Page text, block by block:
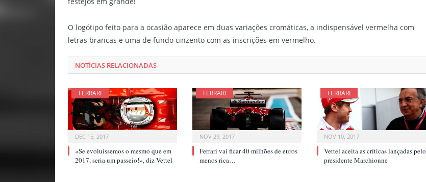
O logótipo feito para a ocasião aparece em duas variações cromáticas, a indispensável vermelha com
letras brancas e uma de fundo cinzento com as inscrições em vermelho.
NOTÍCIAS RELACIONADAS
FERRARI
DEC 15, 2017
«Se evoluíssemos o mesmo que em
2017, seria um passeio!», diz Vettel
FERRARI
NOV 29, 2017
Ferrari vai ficar 40 milhões de euros
menos rica…
FERRARI
NOV 10, 2017
Vettel aceita as críticas lançadas pelo
presidente Marchionne